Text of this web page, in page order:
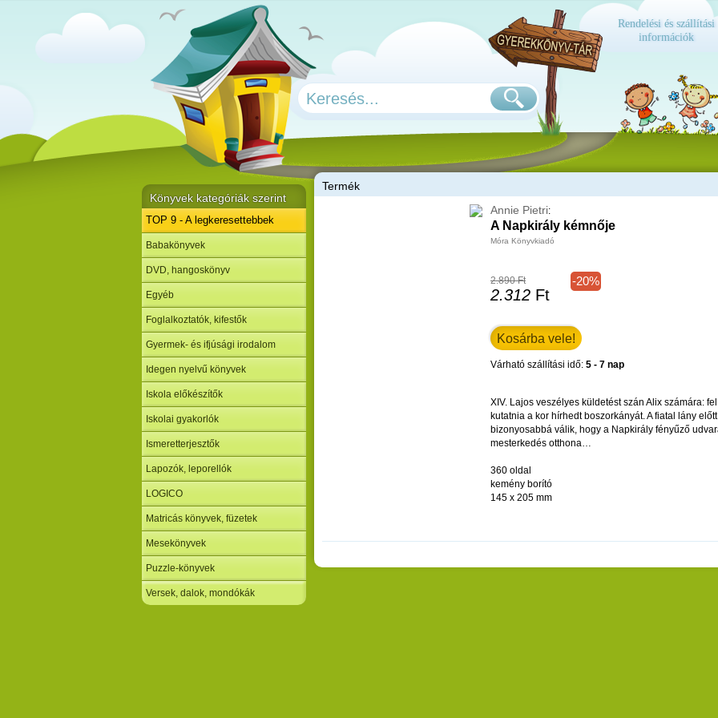
Rendelési és szállítási
információk
Termék
Annie Pietri:
A Napkirály kémnője
Móra Könyvkiadó
2.890 Ft
2.312 Ft
-20%
Várható szállítási idő: 5 - 7 nap
XIV. Lajos veszélyes küldetést szán Alix számára: fel
kutatnia a kor hírhedt boszorkányát. A fiatal lány
bizonyosabbá válik, hogy a Napkirály fényűző
mesterkedés otthona…
360 oldal
kemény borító
145 x 205 mm
Könyvek kategóriák szerint
TOP 9 - A legkeresettebbek
Babakönyvek
DVD, hangoskönyv
Egyéb
Foglalkoztatók, kifestők
Gyermek- és ifjúsági irodalom
Idegen nyelvű könyvek
Iskola előkészítők
Iskolai gyakorlók
Ismeretterjesztők
Lapozók, leporellók
LOGICO
Matricás könyvek, füzetek
Mesekönyvek
Puzzle-könyvek
Versek, dalok, mondókák